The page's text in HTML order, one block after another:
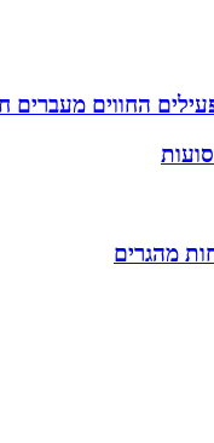
החווים מעברים
מהגרים